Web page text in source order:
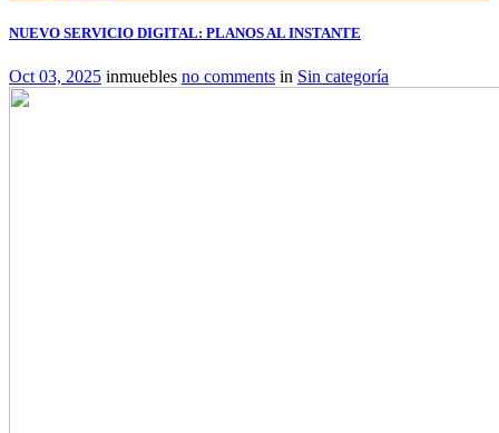
NUEVO SERVICIO DIGITAL: PLANOS AL INSTANTE
Oct 03, 2025 inmuebles no comments in Sin categoría